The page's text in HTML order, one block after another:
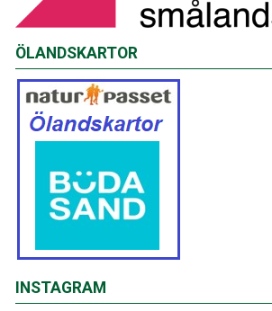
ÖLANDSKARTOR
INSTAGRAM